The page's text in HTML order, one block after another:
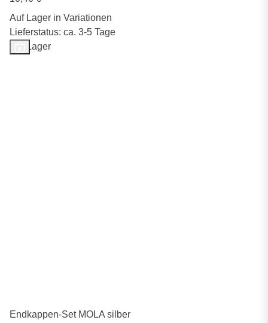
Auf Lager in Variationen
Lieferstatus: ca. 3-5 Tage
Auf Lager
Endkappen-Set MOLA silber